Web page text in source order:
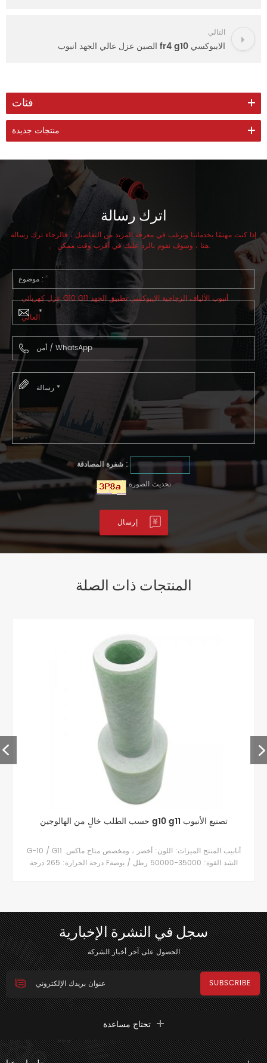
التالي
الصين عزل عالي الجهد أنبوب fr4 g10 الايبوكسي
فئات
منتجات جديدة
اترك رسالة
إذا كنت مهتمًا بخدماتنا وترغب في معرفة المزيد من التفاصيل ، فالرجاء ترك رسالة
هنا ، وسوف نقوم بالرد عليك في أقرب وقت ممكن.
موضوع :
عزل كهربائي G10 G11 أنبوب الألياف الزجاجية الايبوكسي تطبيق الجهد
العالي
شفرة المصادقة :
تحديث الصورة
المنتجات ذات الصلة
حسب الطلب خالٍ من الهالوجين g10 g11 تصنيع الأنبوب
G-10 / G11 أنابيب المنتج الميزات: اللون: أخضر ، ومخصص متاح ماكس.
درجة الحرارة: 265 درجة Fالشد القوة: 35000-50000 رطل / بوصة
سجل في النشرة الإخبارية
الحصول على آخر أخبار الشركة
تحتاج مساعدة